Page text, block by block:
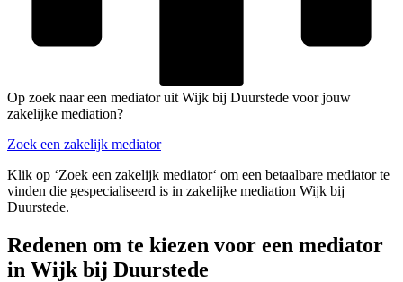
Op zoek naar een mediator uit Wijk bij Duurstede voor jouw
zakelijke mediation?
Zoek een zakelijk mediator
Klik op ‘Zoek een zakelijk mediator‘ om een betaalbare mediator te
vinden die gespecialiseerd is in zakelijke mediation Wijk bij
Duurstede.
Redenen om te kiezen voor een mediator
in Wijk bij Duurstede